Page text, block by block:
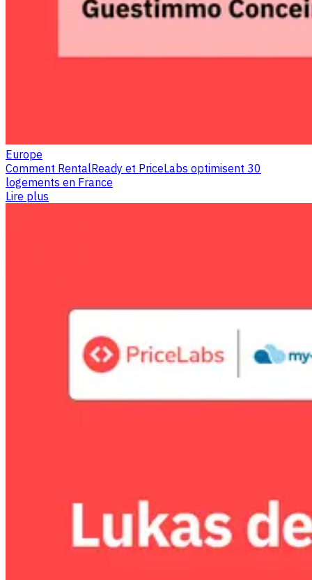
Europe
Comment RentalReady et PriceLabs optimisent 30
logements en France
Lire plus